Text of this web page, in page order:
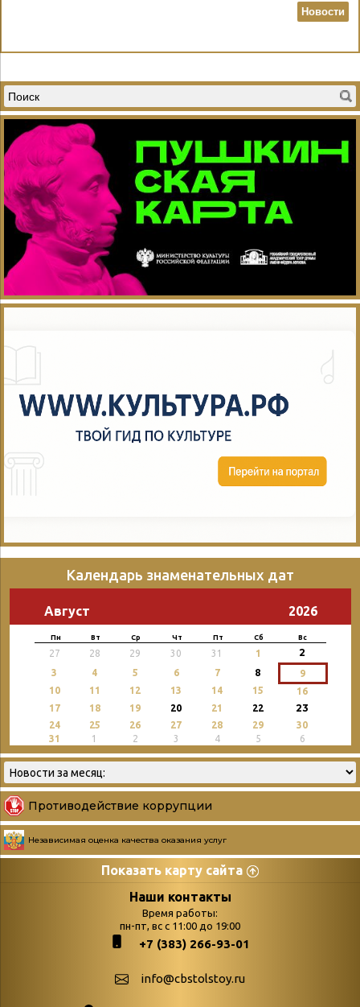
Новости
Календарь знаменательных дат
Август 2026
Пн Вт Ср Чт Пт Сб Вс
27 28 29 30 31 1 2
3 4 5 6 7 8
9
10
11 12 13 14 15
16
17
18 19 20 21 22 23
24 25 26 27 28 29
30
31
1 2 3 4 5 6
Противодействие коррупции
Независимая оценка качества оказания услуг
Показать карту сайта
Страницы
podvedenie-itogov-festivalya-
paskhalnaya-palitra
поступлений
Война. Народ.
Наши контакты
Время работы:
пн-пт, вс с 11:00 до 19:00
+7 (383) 266-93-01
info@cbstolstoy.ru